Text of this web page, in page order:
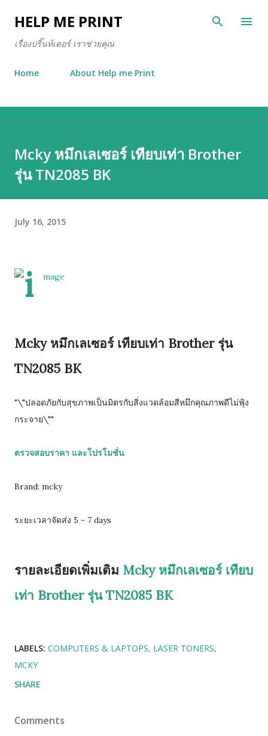
Skip to main content
HELP ME PRINT
เรื่องปริ๊นท์เตอร์ เราช่วยคุณ
Home About Help me Print
Mcky หมึกเลเซอร์ เทียบเท่า Brother
รุ่น TN2085 BK
July 16, 2015
Mcky หมึกเลเซอร์ เทียบเท่า Brother รุ่น
TN2085 BK
"\"ปลอดภัยกับสุขภาพเป็นมิตรกับสิ่งแวดล้อมสีหมึกคุณภาพดีไม่ฟุ้ง
กระจาย\""
ตรวจสอบราคา และโปรโมชั่น
Brand: mcky
ระยะเวลาจัดส่ง 5 - 7 days
รายละเอียดเพิ่มเติม Mcky หมึกเลเซอร์ เทียบ
เท่า Brother รุ่น TN2085 BK
LABELS: COMPUTERS & LAPTOPS LASER TONERS
MCKY
SHARE
Comments